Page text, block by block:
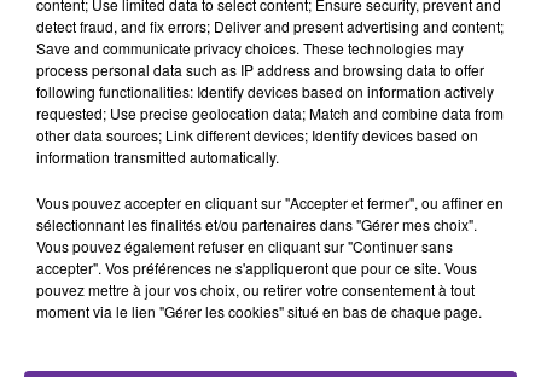
المسا 29
29 mai 2026 - 14 min 26 sec
المسا 29
المسا 29
المسا 29
المسا 29
0:00 14 min 26 sec
content; Use limited data to select content; Ensure security, prevent and
detect fraud, and fix errors; Deliver and present advertising and content;
Save and communicate privacy choices. These technologies may
process personal data such as IP address and browsing data to offer
following functionalities: Identify devices based on information actively
requested; Use precise geolocation data; Match and combine data from
other data sources; Link different devices; Identify devices based on
information transmitted automatically.
Vous pouvez accepter en cliquant sur "Accepter et fermer", ou affiner en
sélectionnant les finalités et/ou partenaires dans "Gérer mes choix".
Vous pouvez également refuser en cliquant sur "Continuer sans
accepter". Vos préférences ne s'appliqueront que pour ce site. Vous
pouvez mettre à jour vos choix, ou retirer votre consentement à tout
moment via le lien "Gérer les cookies" situé en bas de chaque page.